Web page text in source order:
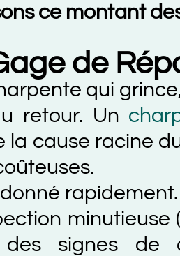
montant des
de
qui grince, ou
Un
racine du
rapidement. En
minutieuse
de